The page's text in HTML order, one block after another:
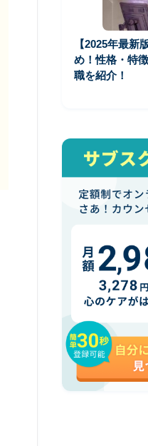
【2025年最新
め！性格・特
職を紹介！